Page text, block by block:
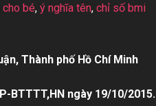
cho bé, ý nghĩa tên, chỉ số bmi
Thành phố Hồ Chí Minh
BTTTT,HN ngày 19/10/2015.